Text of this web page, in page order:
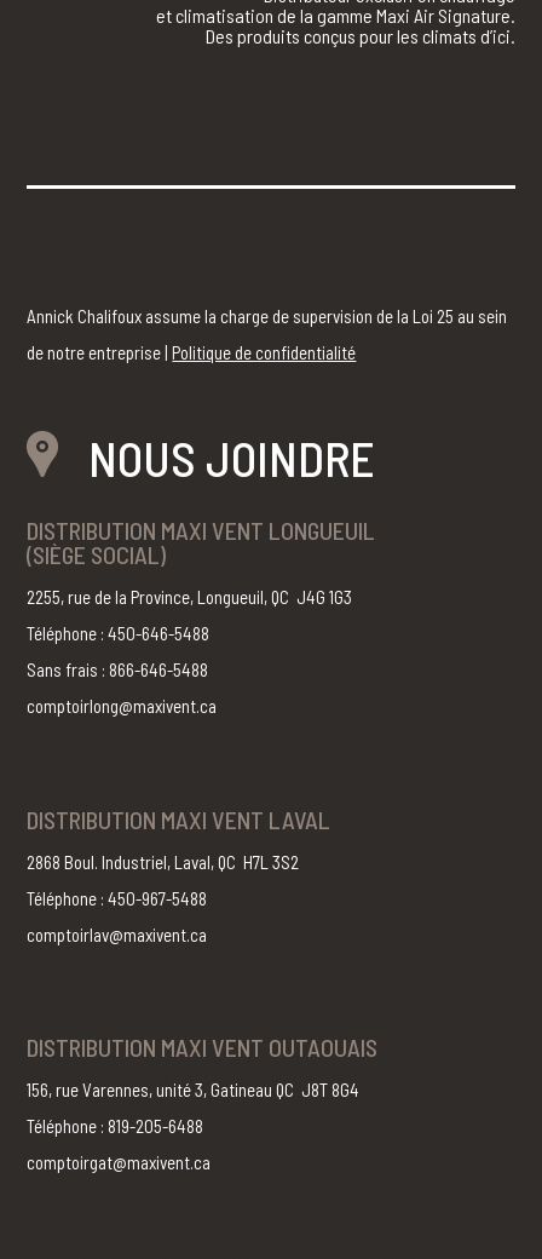
et climatisation de la gamme Maxi Air Signature.
Des produits conçus pour les climats d’ici.
Annick Chalifoux assume la charge de supervision de la Loi 25 au sein
de notre entreprise |Politique de confidentialité
NOUS JOINDRE
DISTRIBUTION MAXI VENT LONGUEUIL
(SIÈGE SOCIAL)
2255, rue de la Province, Longueuil, QC J4G 1G3
Téléphone : 450-646-5488
Sans frais : 866-646-5488
comptoirlong@maxivent.ca
DISTRIBUTION MAXI VENT LAVAL
2868 Boul. Industriel, Laval, QC H7L 3S2
Téléphone : 450-967-5488
comptoirlav@maxivent.ca
DISTRIBUTION MAXI VENT OUTAOUAIS
156, rue Varennes, unité 3, Gatineau QC J8T 8G4
Téléphone : 819-205-6488
comptoirgat@maxivent.ca